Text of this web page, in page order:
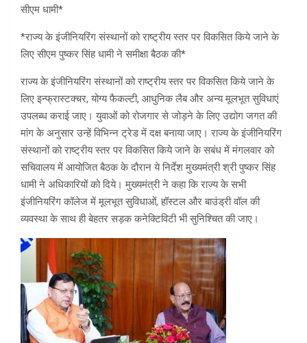
सीएम धामी*
*राज्य के इंजीनियरिंग संस्थानों को राष्ट्रीय स्तर पर विकसित किये जाने के
लिए सीएम पुष्कर सिंह धामी ने समीक्षा बैठक की*
राज्य के इंजीनियरिंग संस्थानों को राष्ट्रीय स्तर पर विकसित किये जाने के
लिए इन्फ्रास्टक्चर, योग्य फैकल्टी, आधुनिक लैब और अन्य मूलभूत सुविधाएं
उपलब्ध कराई जाए। युवाओं को रोजगार से जोड़ने के लिए उद्योग जगत की
मांग के अनुसार उन्हें विभिन्न ट्रेड में दक्ष बनाया जाए। राज्य के इंजीनियरिंग
संस्थानों को राष्ट्रीय स्तर पर विकसित किये जाने के सबंध में मंगलवार को
सचिवालय में आयोजित बैठक के दौरान ये निर्देश मुख्यमंत्री श्री पुष्कर सिंह
धामी ने अधिकारियों को दिये। मुख्यमंत्री ने कहा कि राज्य के सभी
इंजीनियरिंग कॉलेज में मूलभूत सुविधाओं, हॉस्टल और बाउंड्री वॉल की
व्यवस्था के साथ ही बेहतर सड़क कनेक्टिविटी भी सुनिश्चित की जाए।